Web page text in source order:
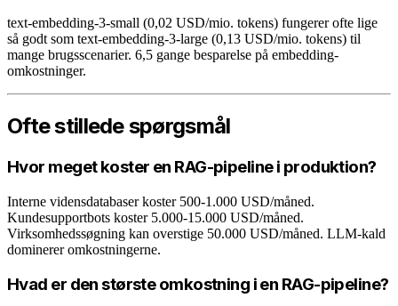
text-embedding-3-small (0,02 USD/mio. tokens) fungerer ofte lige
så godt som text-embedding-3-large (0,13 USD/mio. tokens) til
mange brugsscenarier. 6,5 gange besparelse på embedding-
omkostninger.
Ofte stillede spørgsmål
Hvor meget koster en RAG-pipeline i produktion?
Interne vidensdatabaser koster 500-1.000 USD/måned.
Kundesupportbots koster 5.000-15.000 USD/måned.
Virksomhedssøgning kan overstige 50.000 USD/måned. LLM-kald
dominerer omkostningerne.
Hvad er den største omkostning i en RAG-pipeline?